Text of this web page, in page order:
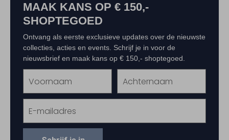
MAAK KANS OP € 150,-
SHOPTEGOED
Ontvang als eerste exclusieve updates over de nieuwste
collecties, acties en events. Schrijf je in voor de
nieuwsbrief en maak kans op € 150,- shoptegoed.